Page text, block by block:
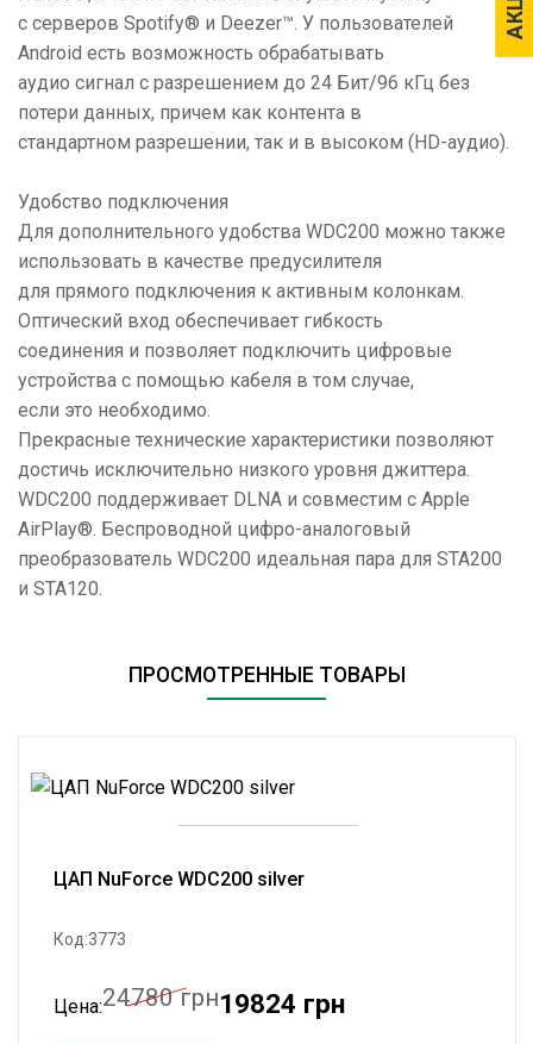
с серверов Spotify® и Deezer™. У пользователей
Android есть возможность обрабатывать
аудио сигнал с разрешением до 24 Бит/96 кГц без
потери данных, причем как контента в
стандартном разрешении, так и в высоком (HD-аудио).
Удобство подключения
Для дополнительного удобства WDC200 можно также
использовать в качестве предусилителя
для прямого подключения к активным колонкам.
Оптический вход обеспечивает гибкость
соединения и позволяет подключить цифровые
устройства с помощью кабеля в том случае,
если это необходимо.
Прекрасные технические характеристики позволяют
достичь исключительно низкого уровня джиттера.
WDC200 поддерживает DLNA и совместим с Apple
AirPlay®. Беспроводной цифро-аналоговый
преобразователь WDC200 идеальная пара для STA200
и STA120.
ПРОСМОТРЕННЫЕ ТОВАРЫ
ЦАП NuForce WDC200 silver
Код:3773
Цена:24780 грн19824 грн